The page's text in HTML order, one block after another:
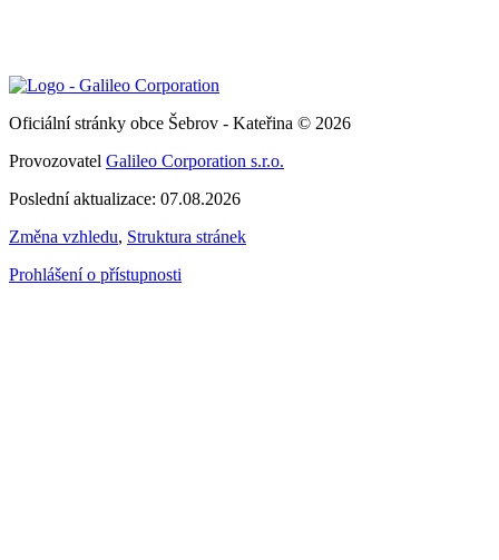
Oficiální stránky obce Šebrov - Kateřina © 2026
Provozovatel Galileo Corporation s.r.o.
Poslední aktualizace: 07.08.2026
Změna vzhledu, Struktura stránek
Prohlášení o přístupnosti